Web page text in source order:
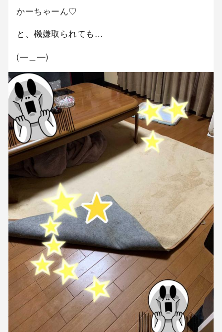
かーちゃーん♡
と、機嫌取られても…
(—＿—)